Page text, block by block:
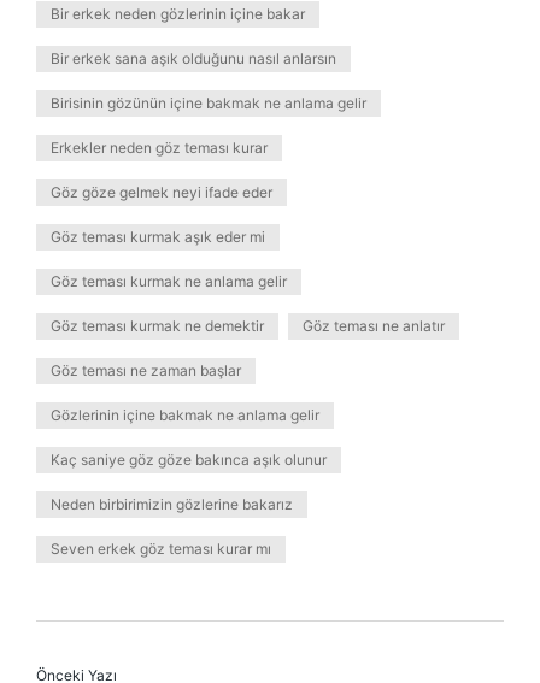
Bir erkek neden gözlerinin içine bakar
Bir erkek sana aşık olduğunu nasıl anlarsın
Birisinin gözünün içine bakmak ne anlama gelir
Erkekler neden göz teması kurar
Göz göze gelmek neyi ifade eder
Göz teması kurmak aşık eder mi
Göz teması kurmak ne anlama gelir
Göz teması kurmak ne demektir Göz teması ne anlatır
Göz teması ne zaman başlar
Gözlerinin içine bakmak ne anlama gelir
Kaç saniye göz göze bakınca aşık olunur
Neden birbirimizin gözlerine bakarız
Seven erkek göz teması kurar mı
Önceki Yazı